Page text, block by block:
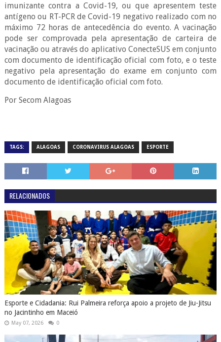
imunizante contra a Covid-19, ou que apresentem teste
antígeno ou RT-PCR de Covid-19 negativo realizado com no
máximo 72 horas de antecedência do evento. A vacinação
pode ser comprovada pela apresentação de carteira de
vacinação ou através do aplicativo ConecteSUS em conjunto
com documento de identificação oficial com foto, e o teste
negativo pela apresentação do exame em conjunto com
documento de identificação oficial com foto.
Por Secom Alagoas
TAGS: ALAGOAS CORONAVIRUS ALAGOAS ESPORTE
RELACIONADOS
Esporte e Cidadania: Rui Palmeira reforça apoio a projeto de Jiu-Jitsu
no Jacintinho em Maceió
May 07, 2026 0